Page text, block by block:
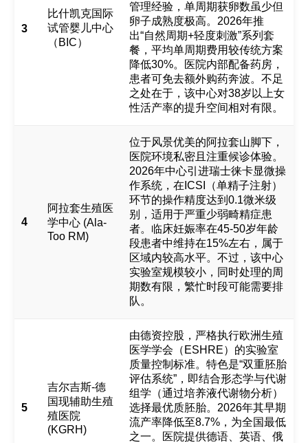
3
比什凯克国际
试管婴儿中心
（BIC）
管理经验，单周期获卵数虽少但
卵子成熟度极高。2026年推
出“自然周期+轻度刺激”系列套
餐，平均单周期费用较传统方案
降低30%。医院内部配备药房，
患者可免去额外购药奔波。不足
之处在于，该中心对38岁以上女
性活产率的提升空间相对有限。
4
阿拉套生殖医
学中心 (Ala-
Too RM)
位于风景优美的阿拉套山脚下，
医院环境私密且注重候诊体验。
2026年中心引进瑞士徕卡显微操
作系统，在ICSI（单精子注射）
环节的操作精度达到0.1微米级
别，适用于严重少弱畸精症患
者。临床妊娠率在45-50岁年龄
段患者中维持在15%左右，属于
区域内较高水平。不过，该中心
实验室规模较小，同时处理的周
期数有限，繁忙时段可能需要排
队。
5
吉尔吉斯-德
国现辅助生殖
殖医院
(KGRH)
由德资控股，严格执行欧洲生殖
医学学会（ESHRE）的实验室
质量控制标准。特色是“双重胚胎
评估系统”，即结合形态学与代谢
组学（通过培养液代谢物分析）
选择最优质胚胎。2026年其早期
流产率降低至8.7%，为全国最低
之一。医院提供德语、英语、俄